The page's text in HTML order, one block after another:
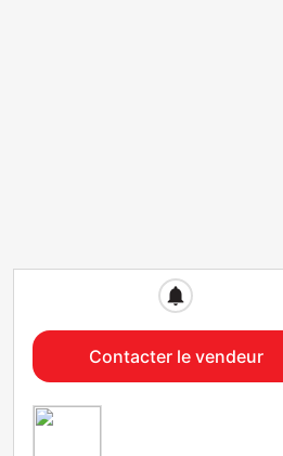
notifications
Contacter le vendeur